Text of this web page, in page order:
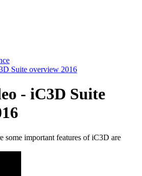
Suite overview 2016
- iC3D Suite
some important features of iC3D are